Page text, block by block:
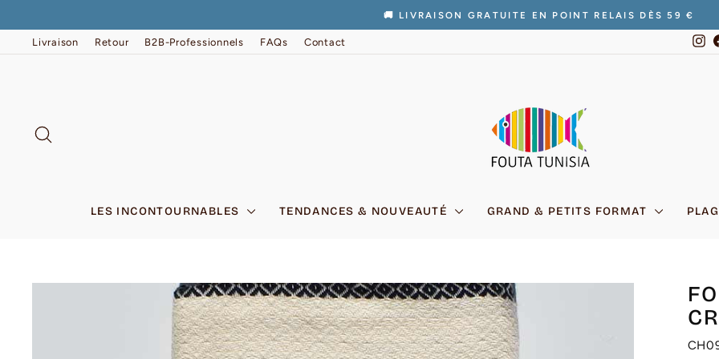
contenu
Diaporama
🚚 LIVRAISON GRATUITE EN POINT RELAIS DÈS 59 €
Livraison Retour B2B-Professionnels FAQs Contact
LES INCONTOURNABLES TENDANCES & NOUVEAUTÉ GRAND & PETITS FORMAT